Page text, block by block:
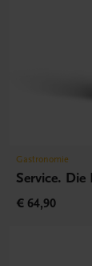
Gastronomie
Service. Die
€ 64,90